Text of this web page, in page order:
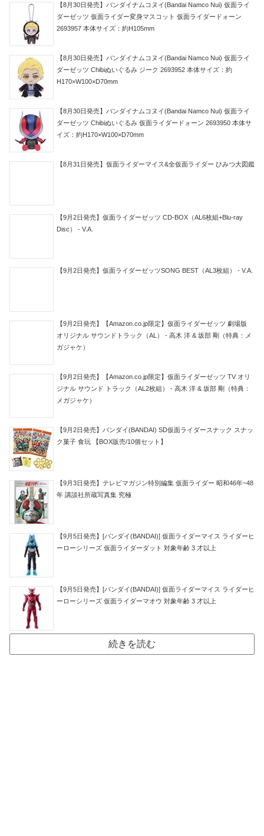
【8月30日発売】バンダイナムコヌイ(Bandai Namco Nui) 仮面ライ
ダーゼッツ 仮面ライダー変身マスコット 仮面ライダードォーン
2693957 本体サイズ：約H105mm
【8月30日発売】バンダイナムコヌイ(Bandai Namco Nui) 仮面ライ
ダーゼッツ Chibiぬいぐるみ ジーク 2693952 本体サイズ：約
H170×W100×D70mm
【8月30日発売】バンダイナムコヌイ(Bandai Namco Nui) 仮面ライ
ダーゼッツ Chibiぬいぐるみ 仮面ライダードォーン 2693950 本体サ
イズ：約H170×W100×D70mm
【8月31日発売】仮面ライダーマイス&全仮面ライダー ひみつ大図鑑
【9月2日発売】仮面ライダーゼッツ CD-BOX（AL6枚組+Blu-ray
Disc） - V.A.
【9月2日発売】仮面ライダーゼッツSONG BEST（AL3枚組） - V.A.
【9月2日発売】【Amazon.co.jp限定】仮面ライダーゼッツ 劇場版
オリジナル サウンドトラック（AL） - 高木 洋 & 坂部 剛（特典：メ
ガジャケ）
【9月2日発売】【Amazon.co.jp限定】仮面ライダーゼッツ TV オリ
ジナル サウンド トラック（AL2枚組） - 高木 洋 & 坂部 剛（特典：
メガジャケ）
【9月2日発売】バンダイ(BANDAI) SD仮面ライダースナック スナッ
ク菓子 食玩 【BOX販売/10個セット】
【9月3日発売】テレビマガジン特別編集 仮面ライダー 昭和46年~48
年 講談社所蔵写真集 究極
【9月5日発売】[バンダイ(BANDAI)] 仮面ライダーマイス ライダーヒ
ーローシリーズ 仮面ライダーダット 対象年齢 3 才以上
【9月5日発売】[バンダイ(BANDAI)] 仮面ライダーマイス ライダーヒ
ーローシリーズ 仮面ライダーマオウ 対象年齢 3 才以上
続きを読む